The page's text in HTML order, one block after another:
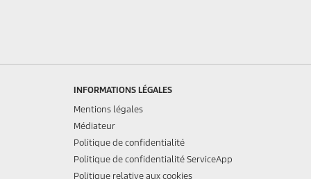
INFORMATIONS LÉGALES
Mentions légales
Médiateur
Politique de confidentialité
Politique de confidentialité ServiceApp
Politique relative aux cookies